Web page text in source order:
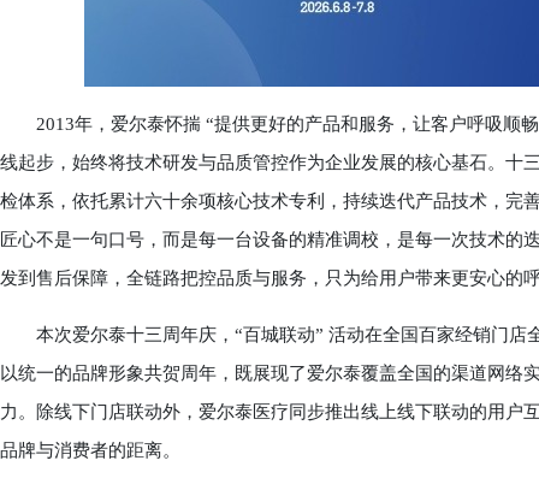
2013年，爱尔泰怀揣 “提供更好的产品和服务，让客户呼吸顺
线起步，始终将技术研发与品质管控作为企业发展的核心基石。十
检体系，依托累计六十余项核心技术专利，持续迭代产品技术，完
匠心不是一句口号，而是每一台设备的精准调校，是每一次技术
发到售后保障，全链路把控品质与服务，只为给用户带来更安心的
本次爱尔泰十三周年庆，“百城联动” 活动在全国百家经销门店
以统一的品牌形象共贺周年，既展现了爱尔泰覆盖全国的渠道网
力。除线下门店联动外，爱尔泰医疗同步推出线上线下联动的用户
品牌与消费者的距离。